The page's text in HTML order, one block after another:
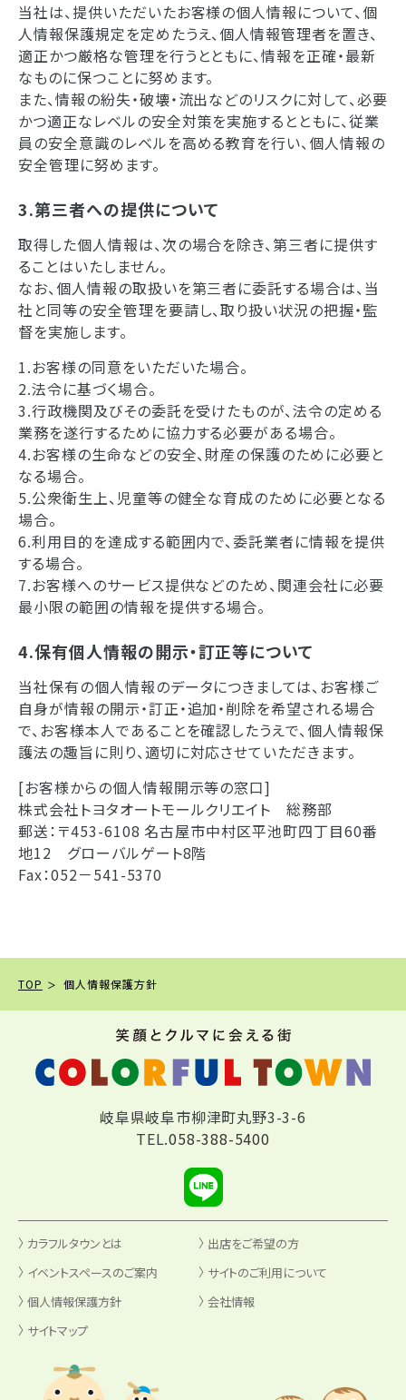
当社は、提供いただいたお客様の個人情報について、個
人情報保護規定を定めたうえ、個人情報管理者を置き、
適正かつ厳格な管理を行うとともに、情報を正確・最新
なものに保つことに努めます。
また、情報の紛失・破壊・流出などのリスクに対して、必要
かつ適正なレベルの安全対策を実施するとともに、従業
員の安全意識のレベルを高める教育を行い、個人情報の
安全管理に努めます。
3.第三者への提供について
取得した個人情報は、次の場合を除き、第三者に提供す
ることはいたしません。
なお、個人情報の取扱いを第三者に委託する場合は、当
社と同等の安全管理を要請し、取り扱い状況の把握・監
督を実施します。
1.お客様の同意をいただいた場合。
2.法令に基づく場合。
3.行政機関及びその委託を受けたものが、法令の定める
業務を遂行するために協力する必要がある場合。
4.お客様の生命などの安全、財産の保護のために必要と
なる場合。
5.公衆衛生上、児童等の健全な育成のために必要となる
場合。
6.利用目的を達成する範囲内で、委託業者に情報を提供
する場合。
7.お客様へのサービス提供などのため、関連会社に必要
最小限の範囲の情報を提供する場合。
4.保有個人情報の開示・訂正等について
当社保有の個人情報のデータにつきましては、お客様ご
自身が情報の開示・訂正・追加・削除を希望される場合
で、お客様本人であることを確認したうえで、個人情報保
護法の趣旨に則り、適切に対応させていただきます。
[お客様からの個人情報開示等の窓口]
株式会社トヨタオートモールクリエイト 総務部
郵送：〒453-6108 名古屋市中村区平池町四丁目60番
地12 グローバルゲート8階
Fax：052－541-5370
TOP 個人情報保護方針
岐阜県岐阜市柳津町丸野3-3-6
TEL.058-388-5400
カラフルタウンとは
出店をご希望の方
イベントスペースのご案内
サイトのご利用について
個人情報保護方針
会社情報
サイトマップ